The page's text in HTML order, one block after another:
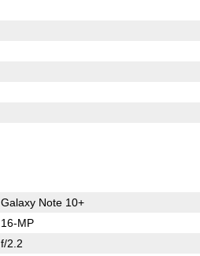
Galaxy Note 10+
16-MP
f/2.2